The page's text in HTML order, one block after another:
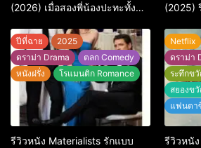
(2026) เมื่อสองพี่น้องปะทะทั้ง
สุดบู๊
(2025)
รันดร์
ปีที่ฉาย
2025
ดราม่า Drama
ตลก Comedy
หนังฝรั่ง
โรแมนติก Romance
รีวิวหนัง Materialists รักแบบ
Netflix
ดราม่า
ระทึกข
สยองข
แฟนตา
รีวิวหนั